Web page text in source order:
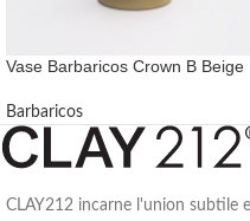
Vase Barbaricos Crown B Beige
Barbaricos
CLAY212 incarne l'union subtile